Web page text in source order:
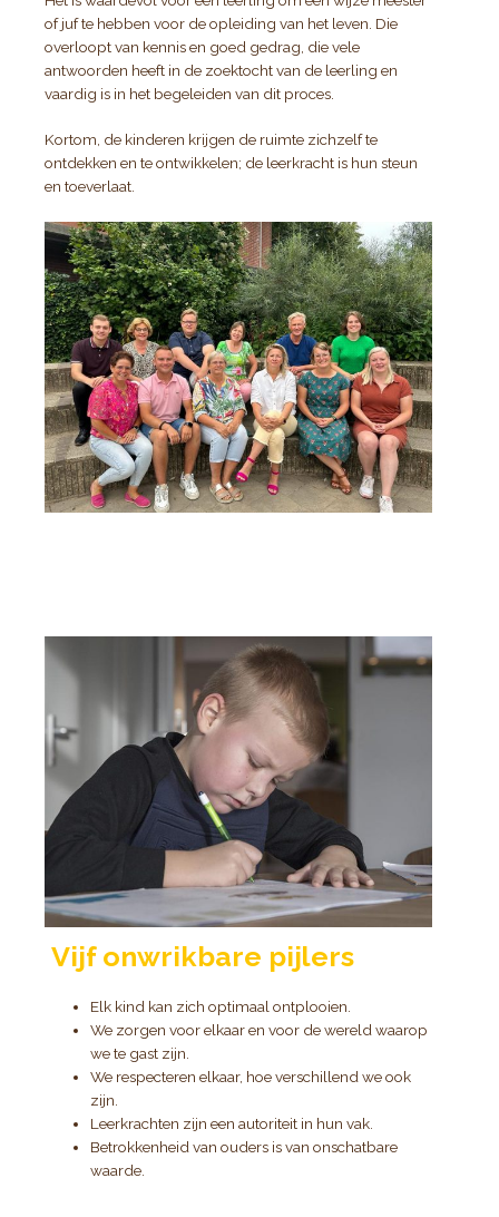
of juf te hebben voor de opleiding van het leven. Die
overloopt van kennis en goed gedrag, die vele
antwoorden heeft in de zoektocht van de leerling en
vaardig is in het begeleiden van dit proces.
Kortom, de kinderen krijgen de ruimte zichzelf te
ontdekken en te ontwikkelen; de leerkracht is hun steun
en toeverlaat.
Vijf onwrikbare pijlers
Elk kind kan zich optimaal ontplooien.
We zorgen voor elkaar en voor de wereld waarop
we te gast zijn.
We respecteren elkaar, hoe verschillend we ook
zijn.
Leerkrachten zijn een autoriteit in hun vak.
Betrokkenheid van ouders is van onschatbare
waarde.